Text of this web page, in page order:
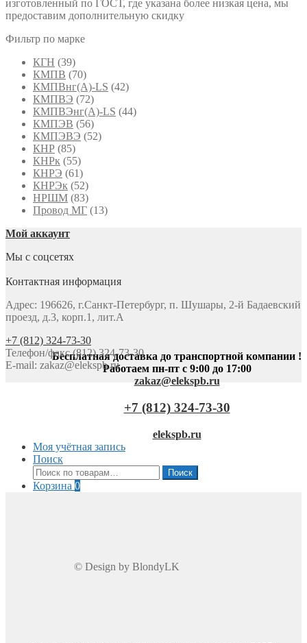
изготовленный по ГОСТ, где указана более низкая цена, мы
предоставим дополнительную скидку
Фильтр по марке
КГН (39)
КМПВ (70)
КМПВнг(А)-LS (42)
КМПВЭ (72)
КМПВЭнг(А)-LS (44)
КМПЭВ (56)
КМПЭВЭ (52)
КНР (85)
КНРк (55)
КНРЭ (61)
КНРЭк (52)
НРШМ (83)
Провод МГ (13)
Мой аккаунт
Мы с соцсетях
Контактная информация
Адрес: 196626, г.Санкт-Петербург, п. Шушары, 2-й Бадаевский
проезд, д.3, корп.1, лит.А
+7 (812) 324-73-30
Телефон/факс (812) 324-73-30
E-mail: zakaz@elekspb.ru
Бесплатная доставка до транспортной компании !
Работаем пн-пт с 9:00 до 17:00
zakaz@elekspb.ru
+7 (812) 324-73-30
elekspb.ru
Моя учётная запись
Поиск
Искать:
Поиск
Корзина 0
© Design by BlondyLK